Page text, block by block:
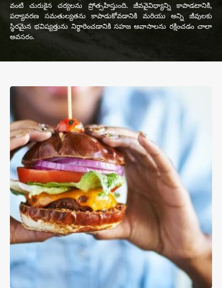
వంటి చురుకైన చర్యలను ప్రోత్సహిస్తుంది. జీవవైవిధ్యాన్ని కాపాడటానికి,
పర్యావరణ సమతుల్యతను కాపాడుకోవడానికి మరియు అన్ని జీవులకు
స్థిరమైన భవిష్యత్తును నిర్ధారించడానికి సహజ ఆవాసాలను రక్షించడం చాలా
అవసరం.